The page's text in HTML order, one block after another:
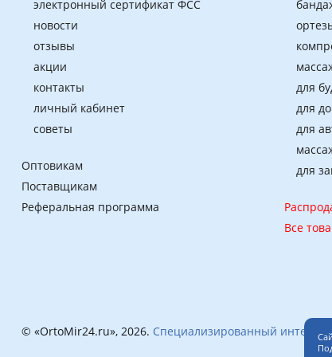
электронный сертификат ФСС
новости
отзывы
акции
контакты
личный кабинет
советы
Оптовикам
Поставщикам
Реферальная программа
для
для
для
для
Все
© «OrtoMir24.ru», 2026. Специализированный